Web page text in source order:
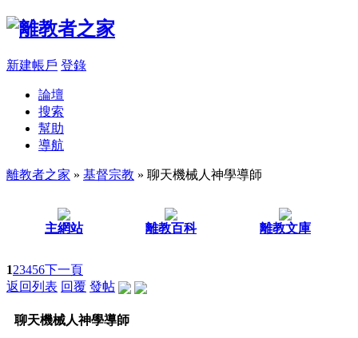
新建帳戶 登錄
論壇
搜索
幫助
導航
離教者之家 » 基督宗教 » 聊天機械人神學導師
主網站 離教百科 離教文庫
123456下一頁
返回列表 回覆 發帖
聊天機械人神學導師